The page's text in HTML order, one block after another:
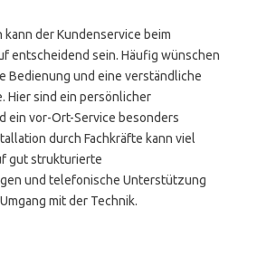
der Kundenservice beim
entscheidend sein. Häufig wünschen
Bedienung und eine verständliche
Hier sind ein persönlicher
ein vor-Ort-Service besonders
durch Fachkräfte kann viel
gut strukturierte
und telefonische Unterstützung
mit der Technik.